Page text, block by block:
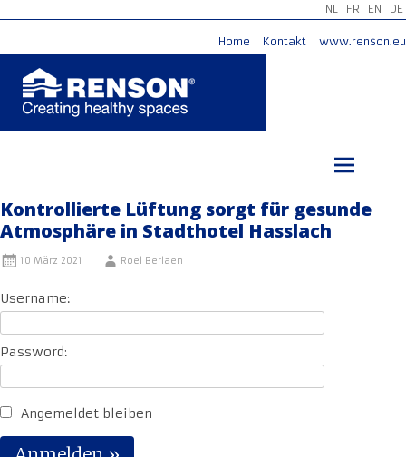
NL FR EN DE
Home Kontakt www.renson.eu
Kontrollierte Lüftung sorgt für gesunde
Atmosphäre in Stadthotel Hasslach
10 März 2021 Roel Berlaen
Username:
Password:
Angemeldet bleiben